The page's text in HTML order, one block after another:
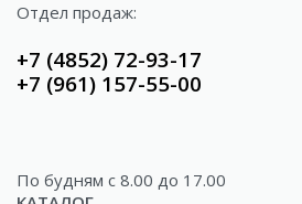
Отдел продаж:
+7 (4852) 72-93-17
+7 (961) 157-55-00
По будням c 8.00 до 17.00